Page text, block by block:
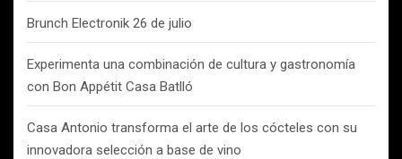
Brunch Electronik 26 de julio
Experimenta una combinación de cultura y gastronomía
con Bon Appétit Casa Batlló
Casa Antonio transforma el arte de los cócteles con su
innovadora selección a base de vino